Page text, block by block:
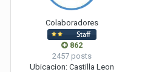
Colaboradores
862
2457 posts
Ubicacion: Castilla Leon